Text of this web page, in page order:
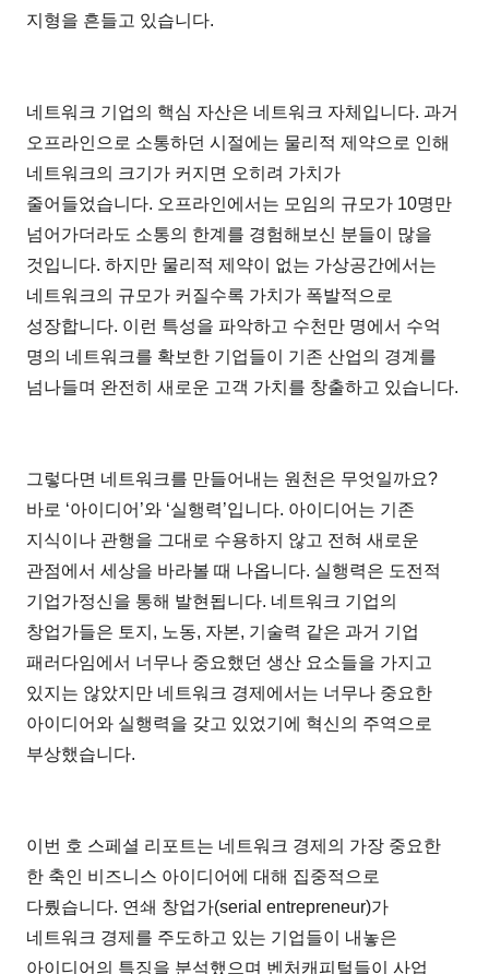
지형을 흔들고 있습니다.
네트워크 기업의 핵심 자산은 네트워크 자체입니다. 과거
오프라인으로 소통하던 시절에는 물리적 제약으로 인해
네트워크의 크기가 커지면 오히려 가치가
줄어들었습니다. 오프라인에서는 모임의 규모가 10명만
넘어가더라도 소통의 한계를 경험해보신 분들이 많을
것입니다. 하지만 물리적 제약이 없는 가상공간에서는
네트워크의 규모가 커질수록 가치가 폭발적으로
성장합니다. 이런 특성을 파악하고 수천만 명에서 수억
명의 네트워크를 확보한 기업들이 기존 산업의 경계를
넘나들며 완전히 새로운 고객 가치를 창출하고 있습니다.
그렇다면 네트워크를 만들어내는 원천은 무엇일까요?
바로 ‘아이디어’와 ‘실행력’입니다. 아이디어는 기존
지식이나 관행을 그대로 수용하지 않고 전혀 새로운
관점에서 세상을 바라볼 때 나옵니다. 실행력은 도전적
기업가정신을 통해 발현됩니다. 네트워크 기업의
창업가들은 토지, 노동, 자본, 기술력 같은 과거 기업
패러다임에서 너무나 중요했던 생산 요소들을 가지고
있지는 않았지만 네트워크 경제에서는 너무나 중요한
아이디어와 실행력을 갖고 있었기에 혁신의 주역으로
부상했습니다.
이번 호 스페셜 리포트는 네트워크 경제의 가장 중요한
한 축인 비즈니스 아이디어에 대해 집중적으로
다뤘습니다. 연쇄 창업가(serial entrepreneur)가
네트워크 경제를 주도하고 있는 기업들이 내놓은
아이디어의 특징을 분석했으며 벤처캐피털들이 사업